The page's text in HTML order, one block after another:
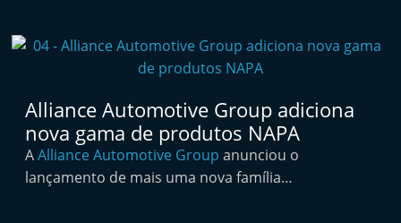
r
m
r
k
e
Alliance Automotive Group adiciona
nova gama de produtos NAPA
AAlliance Automotive Group anunciou o
lançamento de mais uma nova família…